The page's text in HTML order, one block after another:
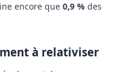
encore que 0,9 % des
à relativiser